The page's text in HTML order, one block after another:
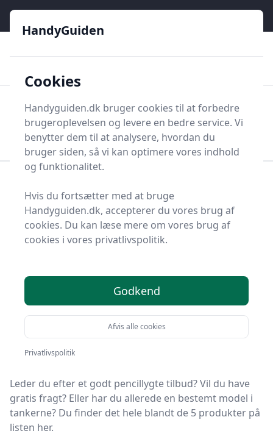
HandyGuiden
Søg nu
Søg nu
Diverse værktøj
Arbejdstøj og -sikkerhed
Pencillygte
Find de bedste
valgmuligheder
På HandyGuiden finder du markedets bedste
pencillygter. Vi har udvalgt 5 produkter, så du nemt kan
finde det rigtige.
Leder du efter et godt pencillygte tilbud? Vil du have
gratis fragt? Eller har du allerede en bestemt model i
tankerne? Du finder det hele blandt de 5 produkter på
listen her.
HandyGuiden
Cookies
Handyguiden.dk bruger cookies til at forbedre
brugeroplevelsen og levere en bedre service. Vi
benytter dem til at analysere, hvordan du
bruger siden, så vi kan optimere vores indhold
og funktionalitet.
Hvis du fortsætter med at bruge
Handyguiden.dk, accepterer du vores brug af
cookies. Du kan læse mere om vores brug af
cookies i vores privatlivspolitik.
Godkend
Afvis alle cookies
Privatlivspolitik